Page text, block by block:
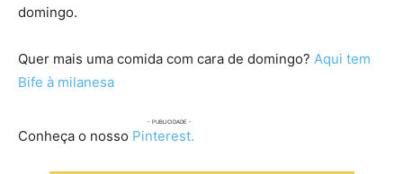
domingo.
Quer mais uma comida com cara de domingo? Aqui tem
Bife à milanesa
Conheça o nosso Pinterest.